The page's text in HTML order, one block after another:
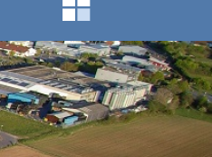
Schnellzugriff-
Menü
öffnen